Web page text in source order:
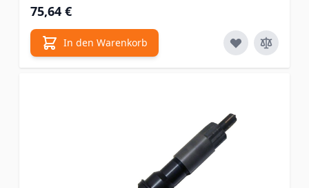
75,64 €
In den Warenkorb